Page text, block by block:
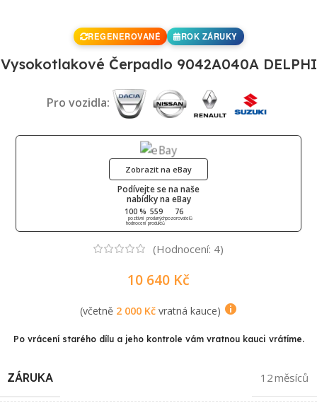
REGENEROVANÉ ROK ZÁRUKY
Vysokotlakové Čerpadlo 9042A040A DELPHI
Pro vozidla:
Podívejte se na naše
nabídky na eBay
100 %
pozitivní
hodnocení
559
prodaných
produktů
76
pozorovatelů
Zobrazit na eBay
(Hodnocení: 4)
10 640 Kč
(včetně 2 000 Kčvratná kauce)
Po vrácení starého dílu a jeho kontrole vám vratnou kauci vrátíme.
ZÁRUKA 12 měsíců